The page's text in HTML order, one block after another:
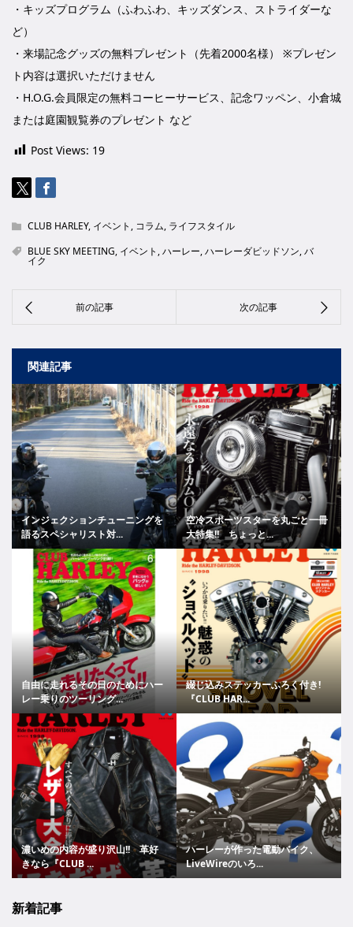
・キッズプログラム（ふわふわ、キッズダンス、ストライダーな
ど）
・来場記念グッズの無料プレゼント（先着2000名様） ※プレゼン
ト内容は選択いただけません
・H.O.G.会員限定の無料コーヒーサービス、記念ワッペン、小倉城
または庭園観覧券のプレゼント など
Post Views: 19
CLUB HARLEY, イベント , コラム, ライフスタイル
BLUE SKY MEETING, イベント ,ハーレー,ハーレーダビッドソン,バ
イク
関連記事
インジェクションチューニングを
語るスペシャリスト対...
空冷スポーツスターを丸ごと一冊
大特集!! ちょっと...
自由に走れるその日のためにハー
レー乗りのツーリング...
綴じ込みステッカーふろく付き!
『CLUB HAR...
濃いめの内容が盛り沢山!! 革好
きなら『CLUB ...
ハーレーが作った電動バイク、
LiveWireのいろ...
新着記事